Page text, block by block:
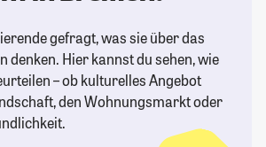
gefragt, was sie über das
denken. Hier kannst du sehen, wie
– ob kulturelles Angebot
den Wohnungsmarkt oder